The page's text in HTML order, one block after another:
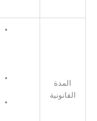
المدة
القانونية